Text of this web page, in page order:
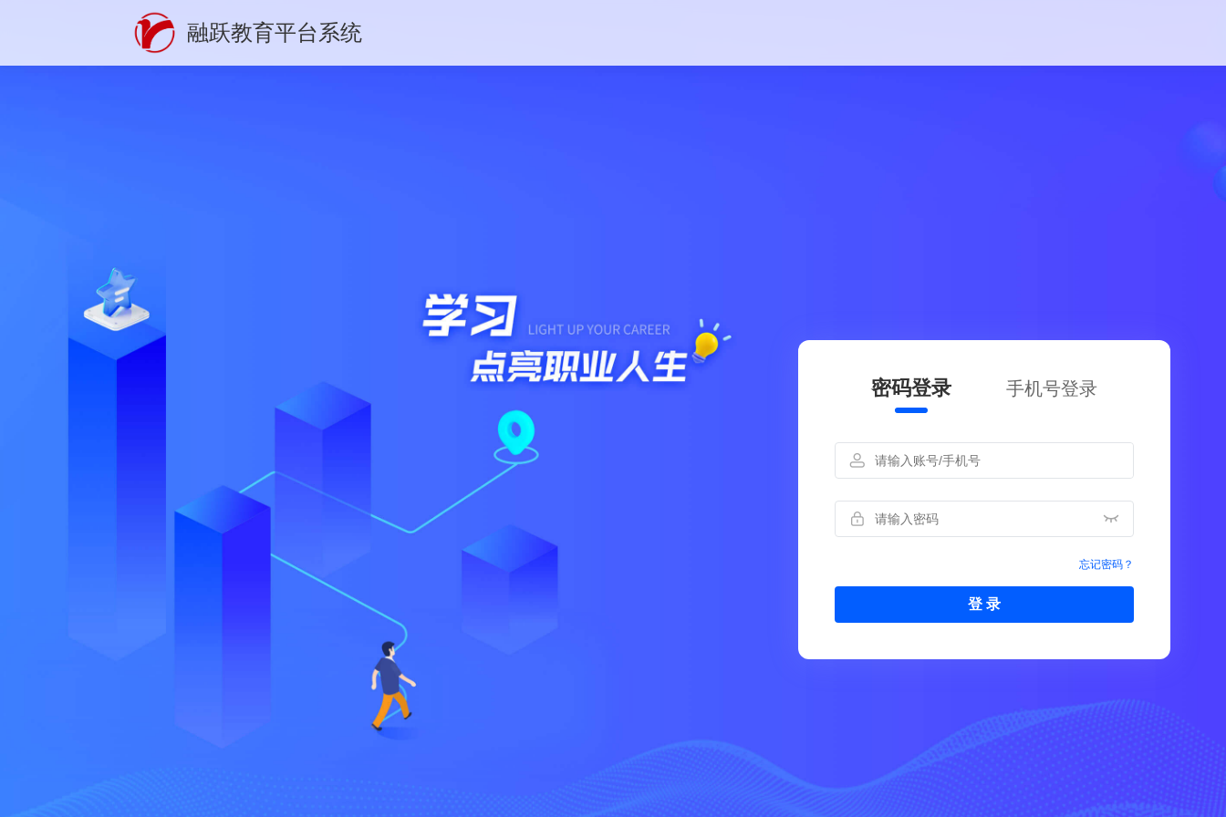
融跃教育平台系统
密码登录 手机号登录
忘记密码？
登 录